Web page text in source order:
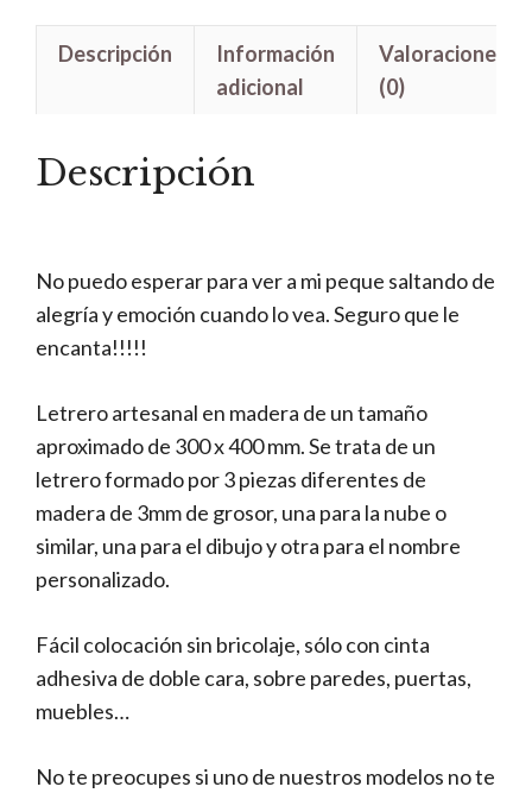
y
Mate
Descripción
Información
adicional
Valoraciones
(0)
Descripción
No puedo esperar para ver a mi peque saltando de
alegría y emoción cuando lo vea. Seguro que le
encanta!!!!!
Letrero artesanal en madera de un tamaño
aproximado de 300 x 400 mm. Se trata de un
letrero formado por 3 piezas diferentes de
madera de 3mm de grosor, una para la nube o
similar, una para el dibujo y otra para el nombre
personalizado.
Fácil colocación sin bricolaje, sólo con cinta
adhesiva de doble cara, sobre paredes, puertas,
muebles…
No te preocupes si uno de nuestros modelos no te